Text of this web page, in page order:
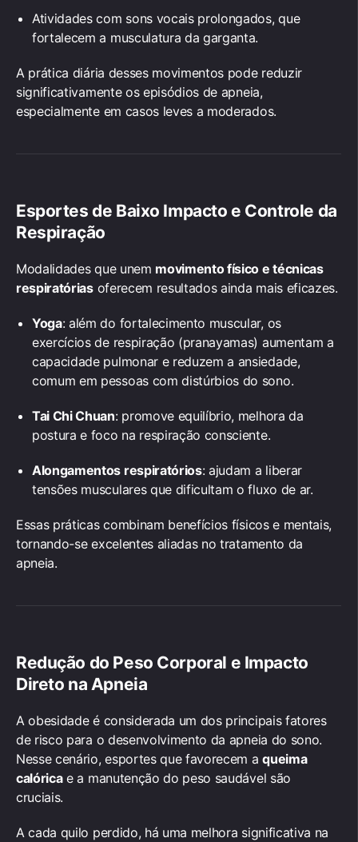
Atividades com sons vocais prolongados, que
fortalecem a musculatura da garganta.
A prática diária desses movimentos pode reduzir
significativamente os episódios de apneia,
especialmente em casos leves a moderados.
Esportes de Baixo Impacto e Controle da
Respiração
Modalidades que unem movimento físico e técnicas
respiratóriasoferecem resultados ainda mais eficazes.
Yoga: além do fortalecimento muscular, os
exercícios de respiração (pranayamas) aumentam a
capacidade pulmonar e reduzem a ansiedade,
comum em pessoas com distúrbios do sono.
Tai Chi Chuan: promove equilíbrio, melhora da
postura e foco na respiração consciente.
Alongamentos respiratórios: ajudam a liberar
tensões musculares que dificultam o fluxo de ar.
Essas práticas combinam benefícios físicos e mentais,
tornando-se excelentes aliadas no tratamento da
apneia.
Redução do Peso Corporal e Impacto
Direto na Apneia
A obesidade é considerada um dos principais fatores
de risco para o desenvolvimento da apneia do sono.
Nesse cenário, esportes que favorecem aqueima
calóricae a manutenção do peso saudável são
cruciais.
A cada quilo perdido, há uma melhora significativa na